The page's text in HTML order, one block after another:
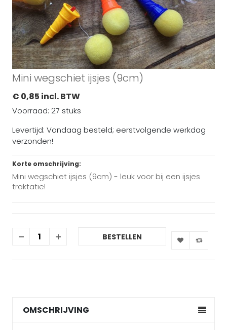
Mini wegschiet ijsjes (9cm)
€ 0,85 incl. BTW
Voorraad: 27 stuks
Levertijd: Vandaag besteld; eerstvolgende werkdag
verzonden!
Korte omschrijving:
Mini wegschiet ijsjes (9cm) - leuk voor bij een ijsjes
traktatie!
BESTELLEN
OMSCHRIJVING